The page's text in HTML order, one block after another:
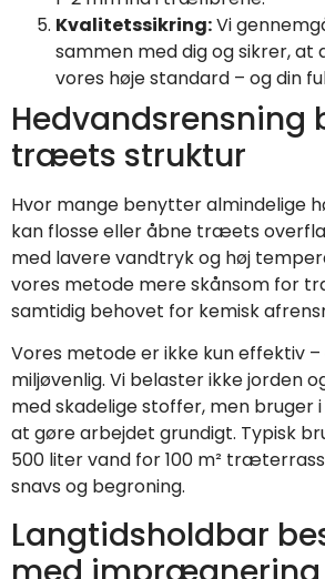
Kvalitetssikring:Vi
sammen med dig og sikrer, at
vores høje standard – og din
Hedvandsrensning
træets struktur
Hvor mange benytter almindelige
kan flosse eller åbne træets
med lavere vandtryk og høj
vores metode mere skånsom for
samtidig behovet for kemisk
Vores metode er ikke kun effektiv
miljøvenlig. Vi belaster ikke jorden
med skadelige stoffer, men bruger
at gøre arbejdet grundigt. Typisk
500 liter vand for 100 m²
snavs og begroning.
Langtidsholdbar